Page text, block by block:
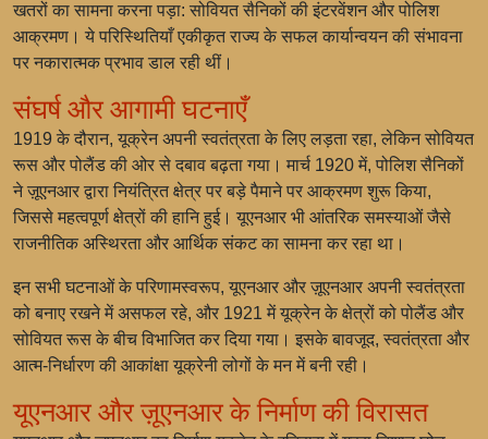
खतरों का सामना करना पड़ा: सोवियत सैनिकों की इंटरवेंशन और पोलिश
आक्रमण। ये परिस्थितियाँ एकीकृत राज्य के सफल कार्यान्वयन की संभावना
पर नकारात्मक प्रभाव डाल रही थीं।
संघर्ष और आगामी घटनाएँ
1919 के दौरान, यूक्रेन अपनी स्वतंत्रता के लिए लड़ता रहा, लेकिन सोवियत
रूस और पोलैंड की ओर से दबाव बढ़ता गया। मार्च 1920 में, पोलिश सैनिकों
ने ज़ूएनआर द्वारा नियंत्रित क्षेत्र पर बड़े पैमाने पर आक्रमण शुरू किया,
जिससे महत्वपूर्ण क्षेत्रों की हानि हुई। यूएनआर भी आंतरिक समस्याओं जैसे
राजनीतिक अस्थिरता और आर्थिक संकट का सामना कर रहा था।
इन सभी घटनाओं के परिणामस्वरूप, यूएनआर और ज़ूएनआर अपनी स्वतंत्रता
को बनाए रखने में असफल रहे, और 1921 में यूक्रेन के क्षेत्रों को पोलैंड और
सोवियत रूस के बीच विभाजित कर दिया गया। इसके बावजूद, स्वतंत्रता और
आत्म-निर्धारण की आकांक्षा यूक्रेनी लोगों के मन में बनी रही।
यूएनआर और ज़ूएनआर के निर्माण की विरासत